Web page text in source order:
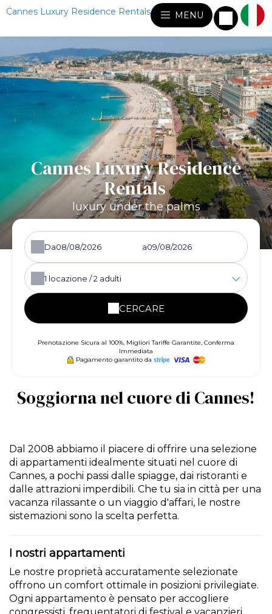
Cannes Luxury Residence Rentals MENU
Cannes Luxury Residence
Rentals
luxury under the palms
Da a
1 locazione /2 adulti
CERCARE
Prenotazione Sicura al 100%, Migliori Tariffe Garantite, Conferma
Immediata
Pagamento garantito da
Soggiorna nel cuore di Cannes!
Dal 2008 abbiamo il piacere di offrire una selezione
di appartamenti idealmente situati nel cuore di
Cannes, a pochi passi dalle spiagge, dai ristoranti e
dalle attrazioni imperdibili. Che tu sia in città per una
vacanza rilassante o un viaggio d'affari, le nostre
sistemazioni sono la scelta perfetta.
I nostri appartamenti
Le nostre proprietà accuratamente selezionate
offrono un comfort ottimale in posizioni privilegiate.
Ogni appartamento è pensato per accogliere